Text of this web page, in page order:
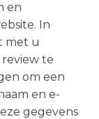
en
In
met u
te
om een
en e-
gegevens